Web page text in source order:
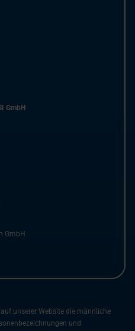
GmbH
GmbH
unserer Website die männliche
und